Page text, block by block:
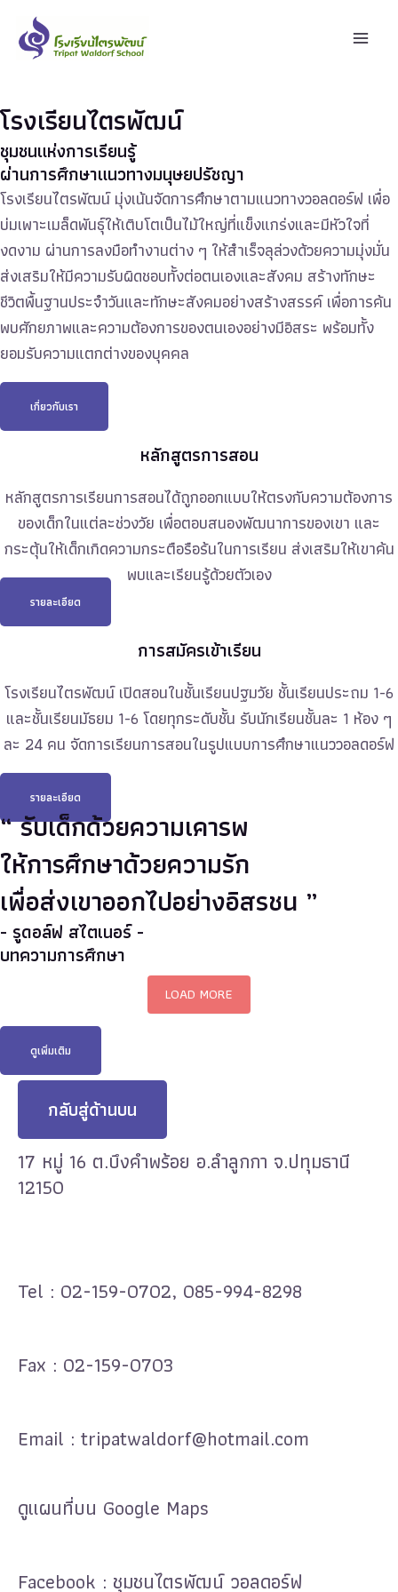
content
โรงเรียนไตรพัฒน์
ชุมชนแห่งการเรียนรู้
ผ่านการศึกษาแนวทางมนุษยปรัชญา
โรงเรียนไตรพัฒน์ มุ่งเน้นจัดการศึกษาตามแนวทางวอลดอร์ฟ เพื่อ
บ่มเพาะเมล็ดพันธุ์ให้เติบโตเป็นไม้ใหญ่ที่แข็งแกร่งและมีหัวใจที่
งดงาม ผ่านการลงมือทำงานต่าง ๆ ให้สำเร็จลุล่วงด้วยความมุ่งมั่น
ส่งเสริมให้มีความรับผิดชอบทั้งต่อตนเองและสังคม สร้างทักษะ
ชีวิตพื้นฐานประจำวันและทักษะสังคมอย่างสร้างสรรค์ เพื่อการค้น
พบศักยภาพและความต้องการของตนเองอย่างมีอิสระ พร้อมทั้ง
ยอมรับความแตกต่างของบุคคล
เกี่ยวกับเรา
หลักสูตรการสอน
หลักสูตรการเรียนการสอนได้ถูกออกแบบให้ตรงกับความต้องการ
ของเด็กในแต่ละช่วงวัย เพื่อตอบสนองพัฒนาการของเขา และ
กระตุ้นให้เด็กเกิดความกระตือรือร้นในการเรียน ส่งเสริมให้เขาค้น
พบและเรียนรู้ด้วยตัวเอง
รายละเอียด
การสมัครเข้าเรียน
โรงเรียนไตรพัฒน์ เปิดสอนในชั้นเรียนปฐมวัย ชั้นเรียนประถม 1-6
และชั้นเรียนมัธยม 1-6 โดยทุกระดับชั้น รับนักเรียนชั้นละ 1 ห้อง ๆ
ละ 24 คน จัดการเรียนการสอนในรูปแบบการศึกษาแนววอลดอร์ฟ
รายละเอียด
“ รับเด็กด้วยความเคารพ
ให้การศึกษาด้วยความรัก
เพื่อส่งเขาออกไปอย่างอิสรชน ”
- รูดอล์ฟ สไตเนอร์ -
บทความการศึกษา
LOAD MORE
ดูเพิ่มเติม
กลับสู่ด้านบน
17 หมู่ 16 ต.บึงคำพร้อย อ.ลำลูกกา จ.ปทุมธานี
12150
Tel : 02-159-0702, 085-994-8298
Fax : 02-159-0703
Email : tripatwaldorf@hotmail.com
ดูแผนที่บน Google Maps
Facebook : ชุมชนไตรพัฒน์ วอลดอร์ฟ